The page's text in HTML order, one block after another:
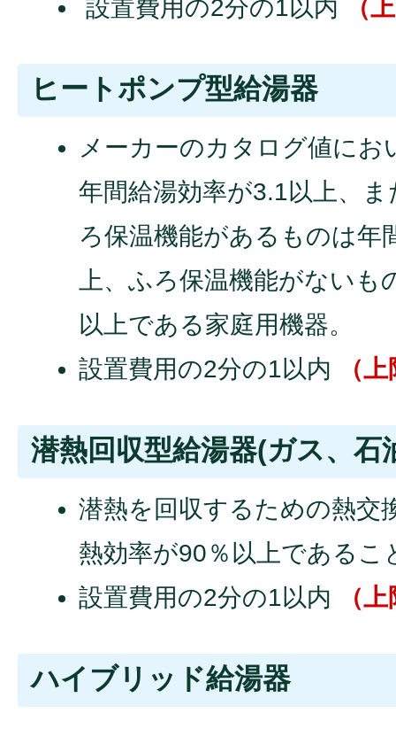
設置費用の2分の1以内 （
ヒートポンプ型給湯器
メーカーのカタログ値にお
年間給湯効率が3.1以上、
ろ保温機能があるものは年
上、ふろ保温機能がない
以上である家庭用機器。
設置費用の2分の1以内
（
潜熱回収型給湯器(ガス、石
潜熱を回収するための熱交
熱効率が90％以上であるこ
設置費用の2分の1以内
（
ハイブリッド給湯器